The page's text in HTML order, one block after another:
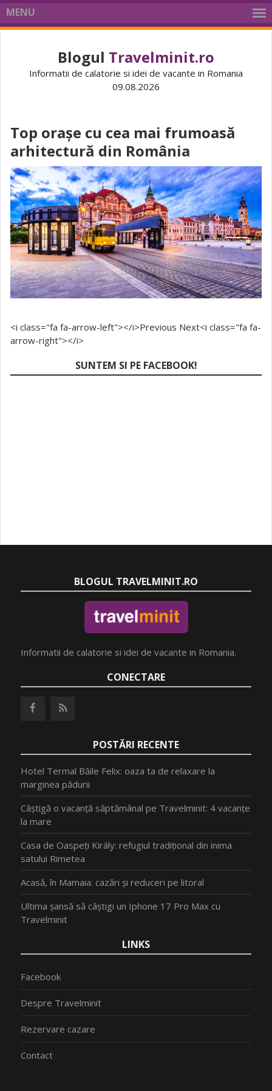
MENU
Blogul Travelminit.ro
Informatii de calatorie si idei de vacante in Romania
09.08.2026
Top orașe cu cea mai frumoasă
arhitectură din România
<i class="fa fa-arrow-left"></i>Previous Next<i class="fa fa-
arrow-right"></i>
SUNTEM SI PE FACEBOOK!
BLOGUL TRAVELMINIT.RO
Informatii de calatorie si idei de vacante in Romania.
CONECTARE
POSTĂRI RECENTE
Hotel Termal Băile Felix: oaza ta de relaxare la
marginea pădurii
Câștigă o vacanță săptămânal pe Travelminit: 4 vacanțe
la mare
Casa de Oaspeți Király: refugiul tradițional din inima
satului Rimetea
Acasă, în Mamaia: cazări și reduceri pe litoral
Ultima șansă să câștigi un Iphone 17 Pro Max cu
Travelminit
LINKS
Facebook
Despre Travelminit
Rezervare cazare
Contact